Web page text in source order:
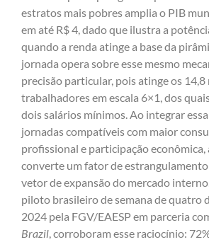
estratos mais pobres amplia o PIB
em até R$ 4, dado que ilustra a
quando a renda atinge a base da
jornada opera sobre esse mesmo
precisão particular, pois atinge os 14,8
trabalhadores em escala 6×1, dos
dois salários mínimos. Ao integrar
jornadas compatíveis com maior
profissional e participação econômica,
converte um fator de estrangulamento
vetor de expansão do mercado
piloto brasileiro de semana de quatro
2024 pela FGV/EAESP em parceria
Brazil, corroboram esse raciocínio: